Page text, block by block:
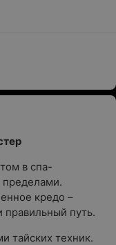
в спа-
пределами.
кредо –
правильный путь.
тайских техник.